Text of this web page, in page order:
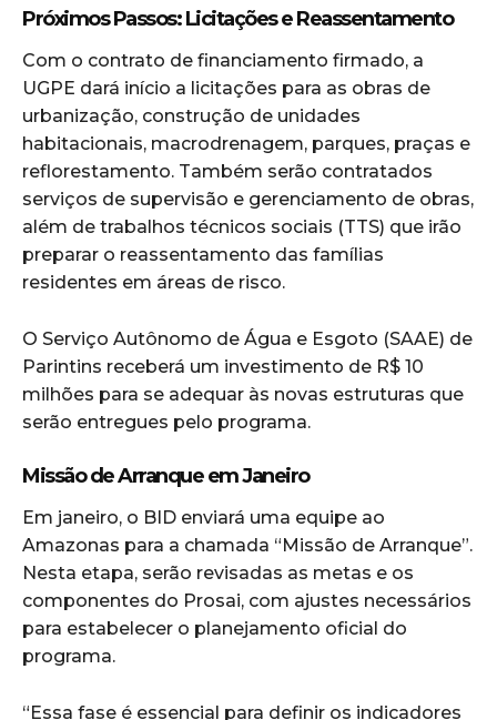
Próximos Passos: Licitações e Reassentamento
Com o contrato de financiamento firmado, a
UGPE dará início a licitações para as obras de
urbanização, construção de unidades
habitacionais, macrodrenagem, parques, praças e
reflorestamento. Também serão contratados
serviços de supervisão e gerenciamento de obras,
além de trabalhos técnicos sociais (TTS) que irão
preparar o reassentamento das famílias
residentes em áreas de risco.
O Serviço Autônomo de Água e Esgoto (SAAE) de
Parintins receberá um investimento de R$ 10
milhões para se adequar às novas estruturas que
serão entregues pelo programa.
Missão de Arranque em Janeiro
Em janeiro, o BID enviará uma equipe ao
Amazonas para a chamada “Missão de Arranque”.
Nesta etapa, serão revisadas as metas e os
componentes do Prosai, com ajustes necessários
para estabelecer o planejamento oficial do
programa.
“Essa fase é essencial para definir os indicadores